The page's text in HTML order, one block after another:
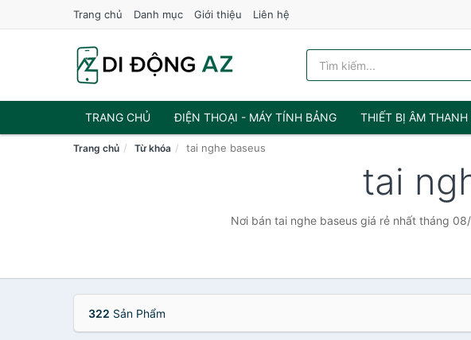
Trang chủ Danh mục Giới thiệu Liên hệ
TRANG CHỦ ĐIỆN THOẠI - MÁY TÍNH BẢNG THIẾT BỊ ÂM THANH
Trang chủ Từ khóa tai nghe baseus
tai
Nơi bán tai nghe baseus giá rẻ nhất tháng
322 Sản Phẩm